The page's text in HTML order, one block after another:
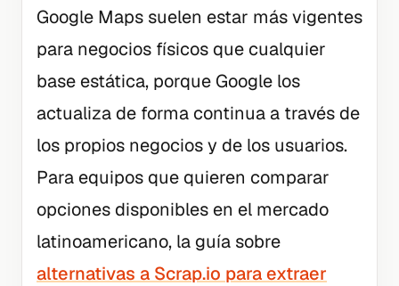
Google Maps suelen estar más vigentes
para negocios físicos que cualquier
base estática, porque Google los
actualiza de forma continua a través de
los propios negocios y de los usuarios.
Para equipos que quieren comparar
opciones disponibles en el mercado
latinoamericano, la guía sobre
alternativas a Scrap.io para extraer